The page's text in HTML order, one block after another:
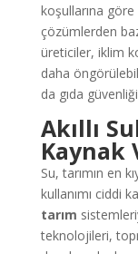
koşullarına
çözümlerden
üreticiler, iklim
daha
da gıda
Akıllı
Kaynak
Su, tarımın en
kullanımı ciddi
tarım
teknolojileri,